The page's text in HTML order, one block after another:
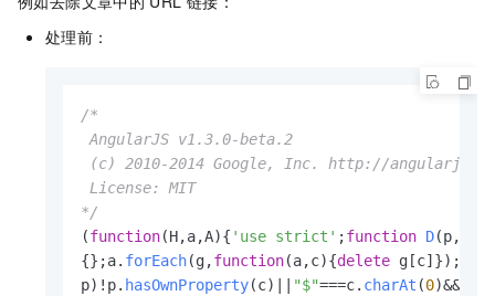
处理前：
/*
AngularJS v1.3.0-beta.2
(c) 2010-2014 Google, Inc. http://
License: MIT
*/
(function(H,a,A){ 'use strict' ;function D(p,g
{};a. forEach(g,function(a,c){delete g[c]});
p)!p. hasOwnProperty(c)|| "$"===c. charAt (0)&&